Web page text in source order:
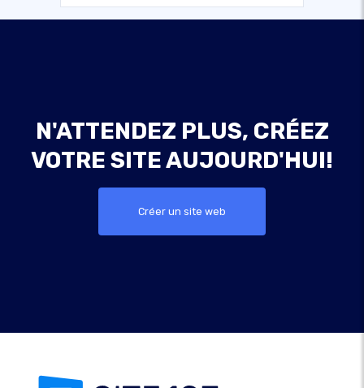
N'ATTENDEZ PLUS, CRÉEZ
VOTRE SITE AUJOURD'HUI!
Créer un site web